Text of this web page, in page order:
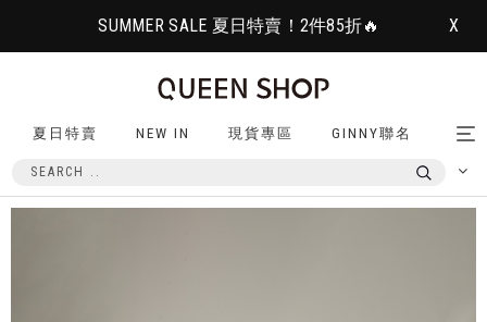
SUMMER SALE 夏日特賣！2件85折🔥 X
夏日特賣 NEW IN 現貨專區 GINNY聯名